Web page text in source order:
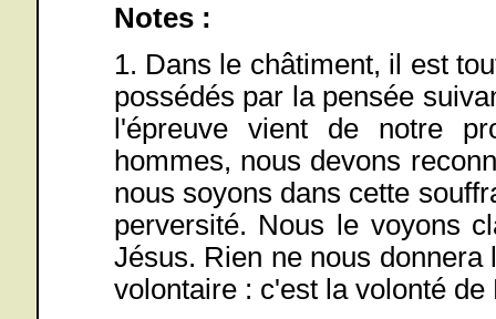
Notes :
1. Dans le châtiment, il est
possédés par la pensée
l'épreuve vient de notre
hommes, nous devons
nous soyons dans cette
perversité. Nous le voyons
Jésus. Rien ne nous
volontaire : c'est la volonté de